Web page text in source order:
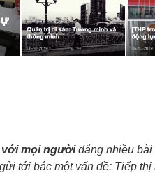
với mọi ngườiđăng nhiều bài
tới bác một vấn đề: Tiếp